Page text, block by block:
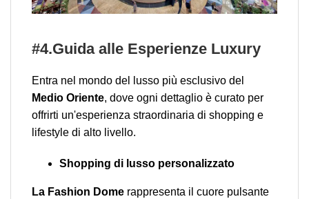
#4.Guida alle Esperienze Luxury
Entra nel mondo del lusso più esclusivo del
Medio Oriente, dove ogni dettaglio è curato per
offrirti un'esperienza straordinaria di shopping e
lifestyle di alto livello.
Shopping di lusso personalizzato
La Fashion Dome rappresenta il cuore pulsante